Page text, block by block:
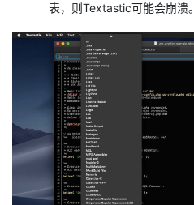
表，则Textastic可能会崩溃。